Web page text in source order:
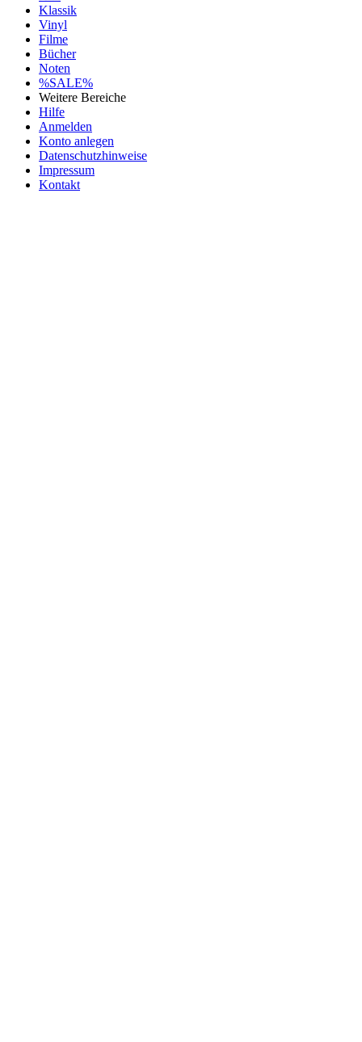
Klassik
Vinyl
Filme
Bücher
Noten
%SALE%
Weitere Bereiche
Hilfe
Anmelden
Konto anlegen
Datenschutzhinweise
Impressum
Kontakt